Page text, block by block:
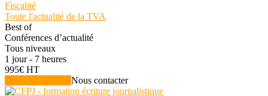
Fiscalité
Toute l'actualité de la TVA
Best of
Conférences d’actualité
Tous niveaux
1 jour - 7 heures
995€ HT
Nous contacter